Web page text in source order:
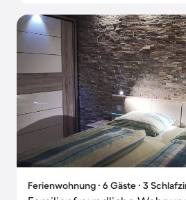
Ferienwohnung ∙ 6 Gäste ∙ 3